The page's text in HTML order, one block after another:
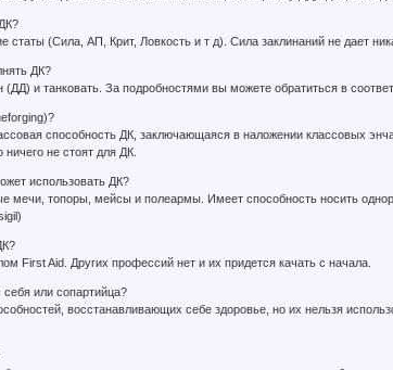
статы (Сила, АП, Крит, Ловкость и т д). Сила заклинаний не дает
ДК?
и танковать. За подробностями вы можете обратиться в
способность ДК, заключающаяся в наложении классовых
не стоят для ДК.
использовать ДК?
мечи, топоры, мейсы и полеармы. Имеет способность носить
First Aid. Других профессий нет и их придется качать с начала.
или сопартийца?
восстанавливающих себе здоровье, но их нельзя